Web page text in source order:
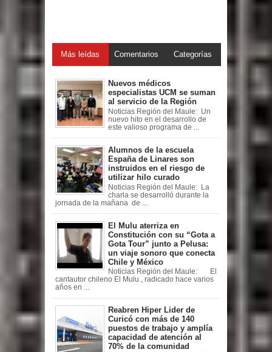
Más leídas Comentarios Categorías
Nuevos médicos
especialistas UCM se suman
al servicio de la Región
Noticias Región del Maule: Un
nuevo hito en el desarrollo de
este valioso programa de ...
Alumnos de la escuela
España de Linares son
instruidos en el riesgo de
utilizar hilo curado
Noticias Región del Maule: La
charla se desarrolló durante la
jornada de la mañana de ...
El Mulu aterriza en
Constitución con su “Gota a
Gota Tour” junto a Pelusa:
un viaje sonoro que conecta
Chile y México
Noticias Región del Maule: El
cantautor chileno El Mulu , radicado hace varios
años en ...
Reabren Hiper Lider de
Curicó con más de 140
puestos de trabajo y amplía
capacidad de atención al
70% de la comunidad